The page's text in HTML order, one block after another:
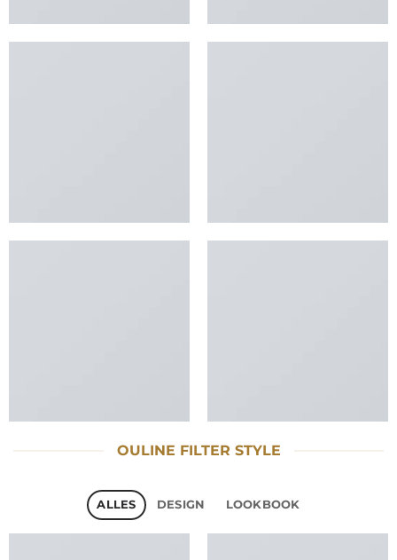
OULINE FILTER STYLE
ALLES DESIGN LOOKBOOK